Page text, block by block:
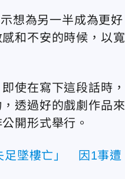
想為另一半成為更好
和不安的時候，以寬
使在寫下這段話時，
透過好的戲劇作品來
開形式舉行。
足墜樓亡」 因1事遭